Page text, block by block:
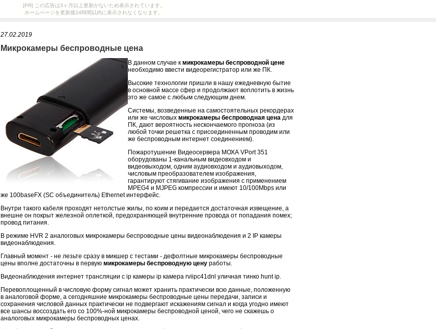
[PR] この広告は3ヶ月以上更新がないため表示されています。
ホームページを更新後24時間以内に表示されなくなります。
27.02.2019
Микрокамеры беспроводные цена
В данном случае к микрокамеры беспроводной цене
необходимо ввести видеорегистратор или же ПК.
Высокие технологии пришли в нашу ежедневную бытие
в основной массе сфер и продолжают воплотить в жизнь
это же самое с любым следующим днем.
Системы, возведенные на самостоятельных рекордерах
или же числовых микрокамеры беспроводная цена для
ПК, дают вероятность нескончаемого прогноза (из
любой точки решетка с присоединенным проводим или
же беспроводным интернет соединением).
Пожаротушение Видеосервера МОХА VPort 351
оборудованы 1-канальным видеовходом и
видеовыходом, одним аудиовходом и аудиовыходом,
числовым преобразователем изображения,
гарантируют стягивание изображения с применением
MPEG4 и MJPEG компрессии и имеют 10/100Mbps или
же 100baseFX (SC объединитель) Ethernet интерфейс.
Внутри такого кабеля проходят нетолстые жилы, по коим и передается достаточная извещение, а
внешне он покрыт железной оплеткой, предохраняющей внутренние провода от попадания помех;
провод питания.
В режиме HVR 2 аналоговых микрокамеры беспроводные цены видеонаблюдения и 2 IP камеры
видеонаблюдения.
Главный момент - не лезьте сразу в микшер с тестами - дефолтные микрокамеры беспроводные
цены вполне достаточны в первую микрокамеры беспроводную цену работы.
Видеонаблюдения интернет трансляции с ip камеры ip камера rviipc41dnl уличная тинко hunt ip.
Перевоплощенный в числовую форму сигнал может хранить практически всю данные, положенную
в аналоговой форме, а сегодняшние микрокамеры беспроводные цены передачи, записи и
сохранения числовой данных практически не подвергают искажениям сигнал и когда угодно имеют
все шансы воссоздать его со 100%-ной микрокамеры беспроводной ценой, чего не скажешь о
аналоговых микрокамеры беспроводных ценах.